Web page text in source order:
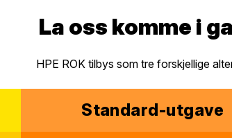
La oss komme i
HPE ROK tilbys som tre forskjellige
Standard-utgave